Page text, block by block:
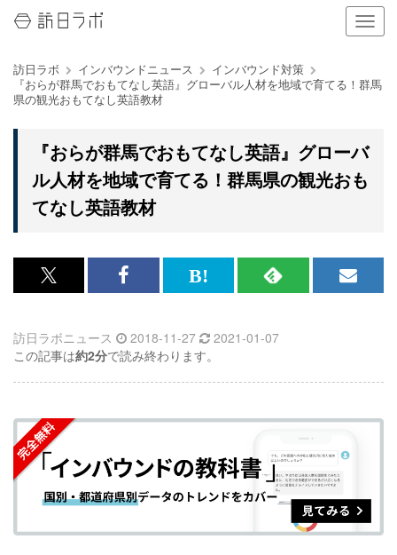
ナ
ビ
ー
シ
の
示
替
る
訪日ラボ インバウンドニュース
インバウンド対策
『おらが群馬でおもてなし英語』グローバル人材を地域で育てる！群馬
県の観光おもてなし英語教材
『おらが群馬でおもてなし英語』グローバ
ル人材を地域で育てる！群馬県の観光おも
てなし英語教材
x<br>
記
事
シ
ェ
ア
す
る
Facebook<br>
記
事
シ
ェ
ア
す
る
は
な
ブ
ク
マ
ー
ク
に
RSS
記
購
読
す
る
メ
録
す
訪日ラボニュース 2018-11-27
2021-01-07
この記事は約2分で読み終わります。